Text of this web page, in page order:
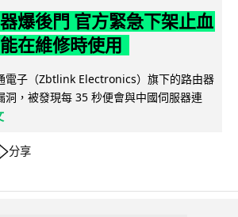
爆後門 官方緊急下架止血
在維修時使用
電子（Zbtlink Electronics）旗下的路由器
洞，被發現每 35 秒便會與中國伺服器連
分享